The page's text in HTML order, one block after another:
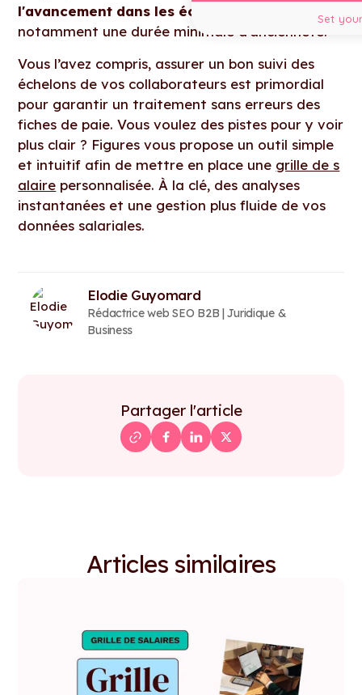
l'avancement dans les échelons
notamment une durée minimale d'ancienneté.
Vous l’avez compris, assurer un bon suivi des
échelons de vos collaborateurs est primordial
pour garantir un traitement sans erreurs des
fiches de paie. Vous voulez des pistes pour y voir
plus clair ? Figures vous propose un outil simple
et intuitif afin de mettre en place une grille de s
alaire personnalisée. À la clé, des analyses
instantanées et une gestion plus fluide de vos
données salariales.
Elodie Guyomard
Rédactrice web SEO B2B | Juridique &
Business
Partager l'article
Articles similaires
Set